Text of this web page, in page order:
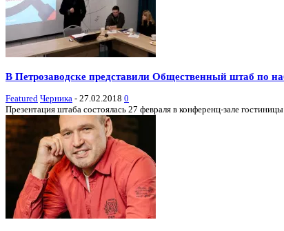
В Петрозаводске представили Общественный штаб по
Featured Черника - 27.02.2018 0
Презентация штаба состоялась 27 февраля в конференц-зале